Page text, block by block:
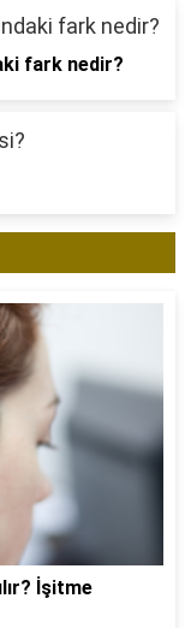
fark nedir?
İşitme